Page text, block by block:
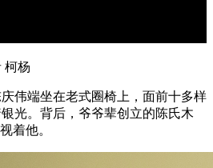
杨
端坐在老式圈椅上，面前十多样
光。背后，爷爷辈创立的陈氏木
着他。